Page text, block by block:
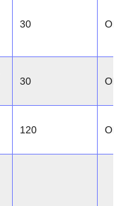
30
30
120